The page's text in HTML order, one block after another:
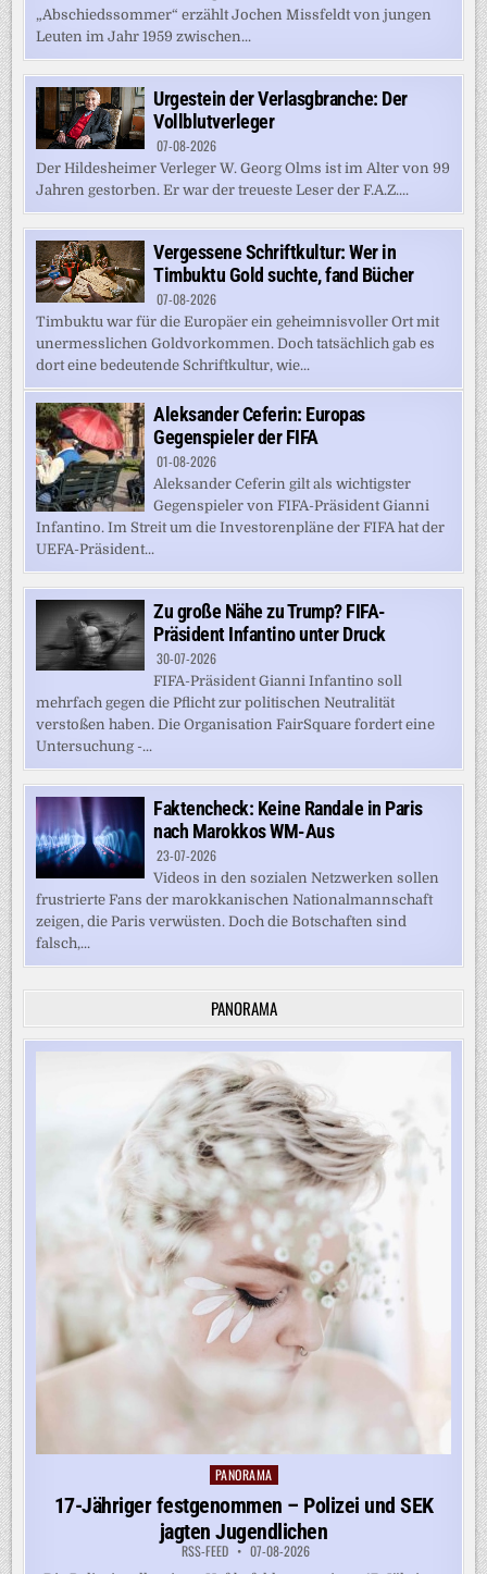
„Abschiedssommer“ erzählt Jochen Missfeldt von jungen
Leuten im Jahr 1959 zwischen...
Urgestein der Verlasgbranche: Der
Vollblutverleger
07-08-2026
Der Hildesheimer Verleger W. Georg Olms ist im Alter von 99
Jahren gestorben. Er war der treueste Leser der F.A.Z....
Vergessene Schriftkultur: Wer in
Timbuktu Gold suchte, fand Bücher
07-08-2026
Timbuktu war für die Europäer ein geheimnisvoller Ort mit
unermesslichen Goldvorkommen. Doch tatsächlich gab es
dort eine bedeutende Schriftkultur, wie...
Aleksander Ceferin: Europas
Gegenspieler der FIFA
01-08-2026
Aleksander Ceferin gilt als wichtigster
Gegenspieler von FIFA-Präsident Gianni
Infantino. Im Streit um die Investorenpläne der FIFA hat der
UEFA-Präsident...
Zu große Nähe zu Trump? FIFA-
Präsident Infantino unter Druck
30-07-2026
FIFA-Präsident Gianni Infantino soll
mehrfach gegen die Pflicht zur politischen Neutralität
verstoßen haben. Die Organisation FairSquare fordert eine
Untersuchung -...
Faktencheck: Keine Randale in Paris
nach Marokkos WM-Aus
23-07-2026
Videos in den sozialen Netzwerken sollen
frustrierte Fans der marokkanischen Nationalmannschaft
zeigen, die Paris verwüsten. Doch die Botschaften sind
falsch,...
PANORAMA
Posted
PANORAMA
17-Jähriger festgenommen – Polizei und SEK
jagten Jugendlichen
RSS-FEED 07-08-2026